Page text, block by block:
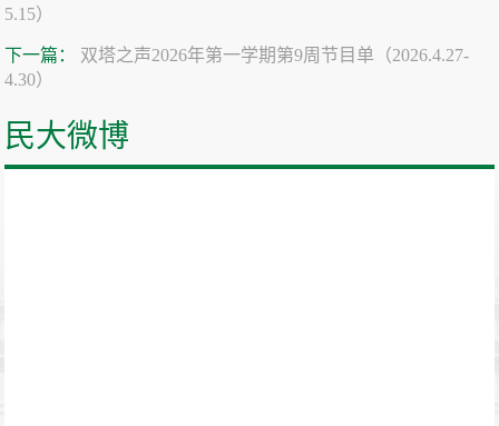
5.15）
下一篇：
双塔之声2026年第一学期第9周节目单（2026.4.27-
4.30）
民大微博